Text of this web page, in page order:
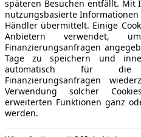
späteren Besuchen entfällt. Mit
nutzungsbasierte
Händler übermittelt. Einige
Anbietern verwendet,
Finanzierungsanfragen
Tage zu speichern und
automatisch für die
Finanzierungsanfragen
Verwendung solcher
erweiterten Funktionen ganz
werden.